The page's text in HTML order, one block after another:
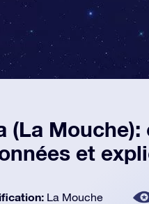
(La
et
La Mouche